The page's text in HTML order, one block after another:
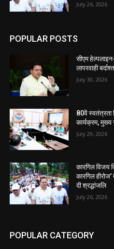
July 26, 2026
POPULAR POSTS
सीएम
लापरवाही
July 30, 2026
80वें स्वतंत्रता
कार्यक्रम, मुख्य
July 29, 2026
कारगिल विजय
कारगिल
दी श्रद्धांजलि
July 26, 2026
POPULAR CATEGORY